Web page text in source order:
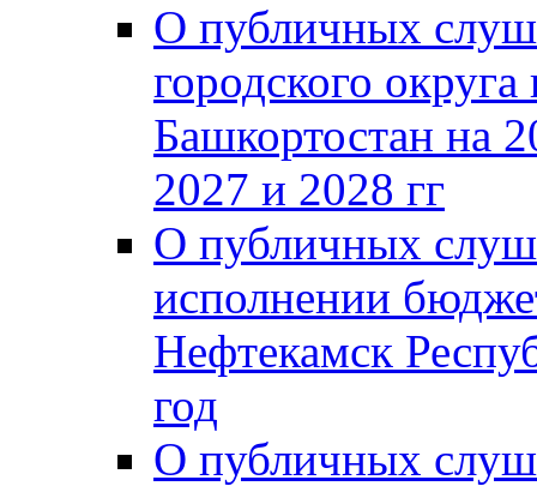
О публичных
городского
Башкортостан на
2027 и 2028 гг
О публичных
исполнении
Нефтекамск
год
О публичных